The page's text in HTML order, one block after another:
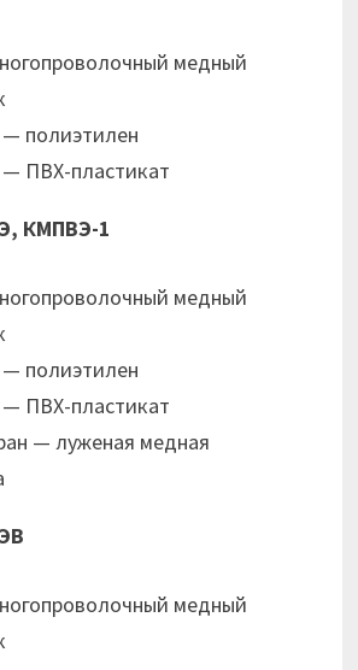
медный
полиэтилен
ПВХ-пластикат
КМПВЭ-1
медный
полиэтилен
ПВХ-пластикат
— луженая медная
медный